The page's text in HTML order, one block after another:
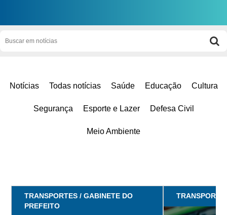
Notícias Todas notícias Saúde Educação Cultura
Segurança Esporte e Lazer Defesa Civil
Meio Ambiente
TRANSPORTES / GABINETE DO
PREFEITO